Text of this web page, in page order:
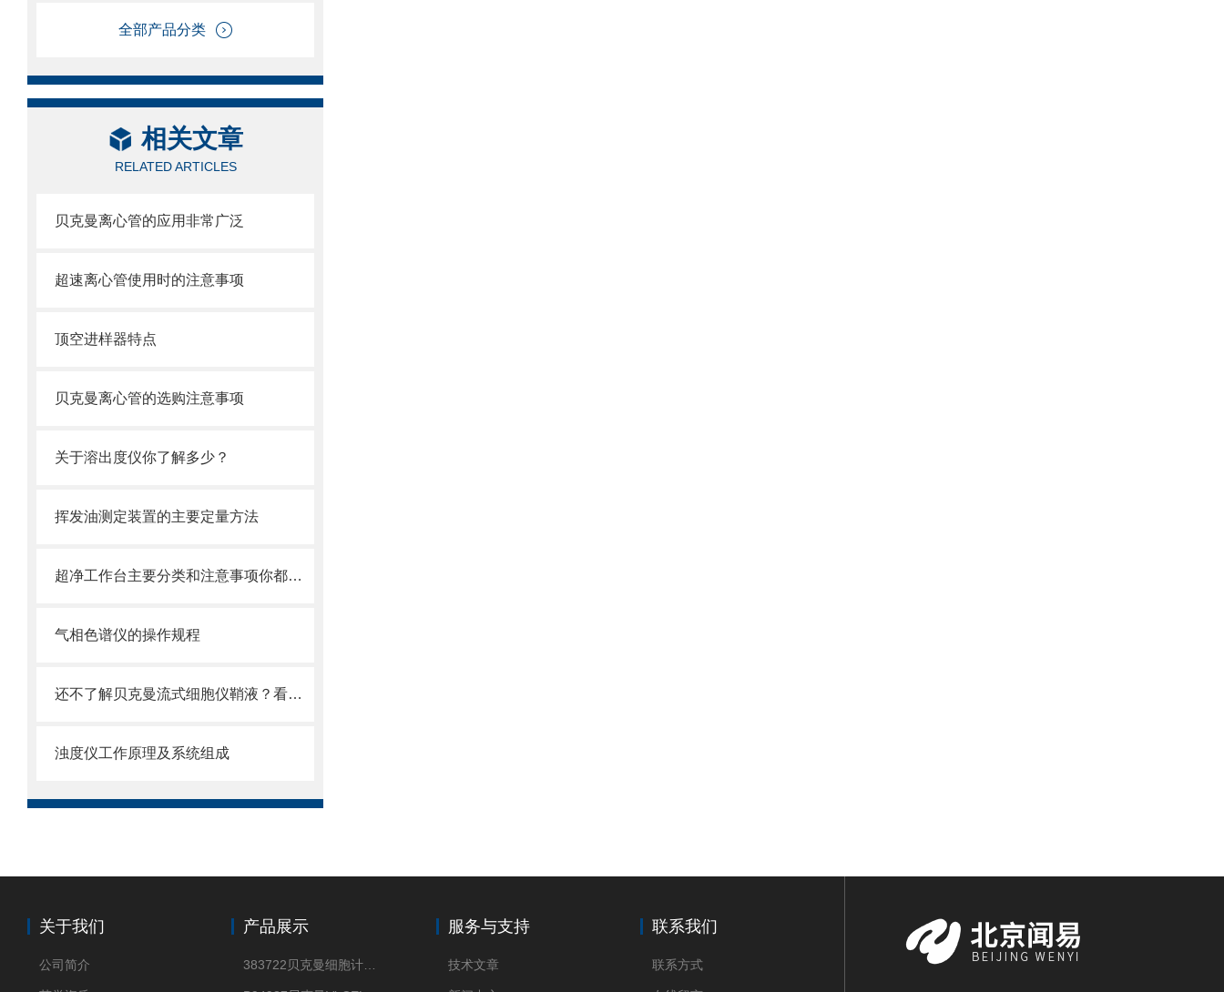
全部产品分类
相关文章
RELATED ARTICLES
贝克曼离心管的应用非常广泛
超速离心管使用时的注意事项
顶空进样器特点
贝克曼离心管的选购注意事项
关于溶出度仪你了解多少？
挥发油测定装置的主要定量方法
超净工作台主要分类和注意事项你都了解了吗？
气相色谱仪的操作规程
还不了解贝克曼流式细胞仪鞘液？看这里就对了！
浊度仪工作原理及系统组成
关于我们
公司简介
产品展示 服务与支持
技术文章
联系我们
联系方式